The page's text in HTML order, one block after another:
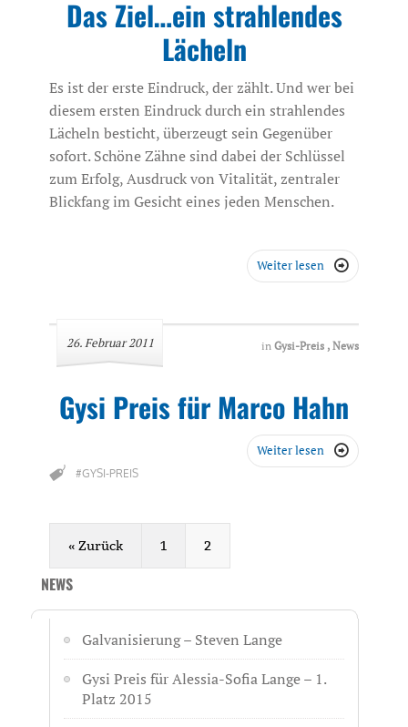
Das Ziel…ein strahlendes
Lächeln
Es ist der erste Eindruck, der zählt. Und wer bei
diesem ersten Eindruck durch ein strahlendes
Lächeln besticht, überzeugt sein Gegenüber
sofort. Schöne Zähne sind dabei der Schlüssel
zum Erfolg, Ausdruck von Vitalität, zentraler
Blickfang im Gesicht eines jeden Menschen.
Weiter lesen 
26. Februar 2011 in Gysi-Preis , News
Gysi Preis für Marco Hahn
Weiter lesen 
#GYSI-PREIS
« Zurück 1 2
NEWS
Galvanisierung – Steven Lange
Gysi Preis für Alessia-Sofia Lange – 1.
Platz 2015